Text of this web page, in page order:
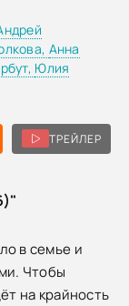
ТРЕЙЛЕР
Анна
Юлия
в семье и
Чтобы
на крайность